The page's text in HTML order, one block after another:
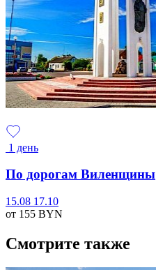
1 день
По дорогам Виленщины
15.08 17.10
от 155 BYN
Смотрите также